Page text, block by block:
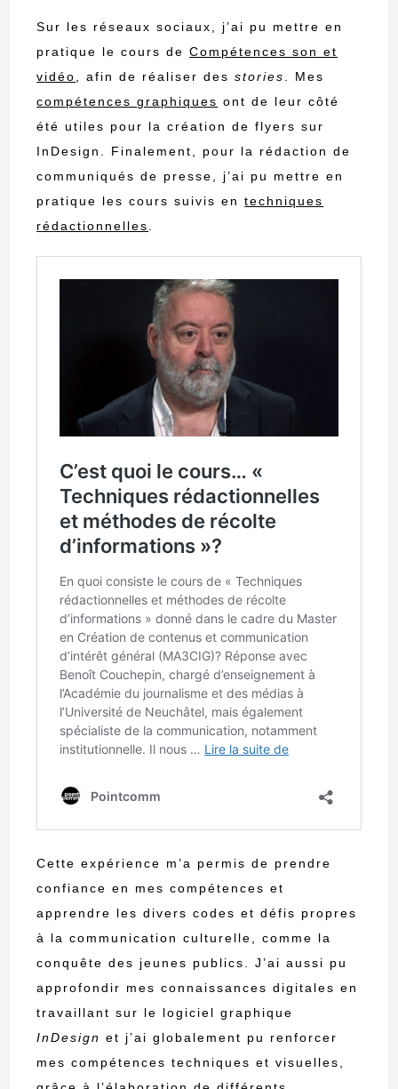
Sur les réseaux sociaux, j’ai pu mettre en
pratique le cours deCompétences son et
vidéo, afin de réaliser desstories. Mes
compétences graphiques ont de leur côté
été utiles pour la création de flyers sur
InDesign. Finalement, pour la rédaction de
communiqués de presse, j’ai pu mettre en
pratique les cours suivis entechniques
rédactionnelles.
Cette expérience m’a permis de prendre
confiance en mes compétences et
apprendre les divers codes et défis propres
à la communication culturelle, comme la
conquête des jeunes publics. J’ai aussi pu
approfondir mes connaissances digitales en
travaillant sur le logiciel graphique
InDesign et j’ai globalement pu renforcer
mes compétences techniques et visuelles,